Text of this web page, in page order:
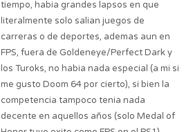
tiempo, habia grandes lapsos en que
literalmente solo salian juegos de
carreras o de deportes, ademas aun en
FPS, fuera de Goldeneye/Perfect Dark y
los Turoks, no habia nada especial (a mi si
me gusto Doom 64 por cierto), si bien la
competencia tampoco tenia nada
decente en aquellos años (solo Medal of